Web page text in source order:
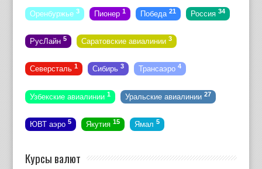
Оренбуржье 3 Пионер 1 Победа 21 Россия 34
РусЛайн 5 Саратовские авиалинии 3
Северсталь 1 Сибирь 3 Трансаэро 4
Узбекские авиалинии 1 Уральские авиалинии 27
ЮВТ аэро 5 Якутия 15 Ямал 5
Курсы валют